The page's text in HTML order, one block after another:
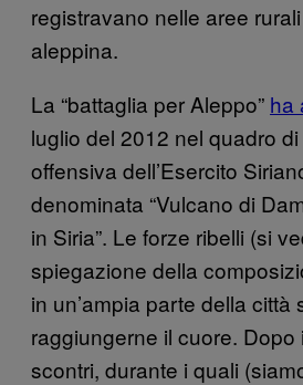
registravano nelle aree
aleppina.
La “battaglia per Aleppo” ha
luglio del 2012 nel quadro
offensiva dell’Esercito
denominata “Vulcano di
in Siria”. Le forze ribelli (si
spiegazione della
in un’ampia parte della città
raggiungerne il cuore. Dopo
scontri, durante i quali